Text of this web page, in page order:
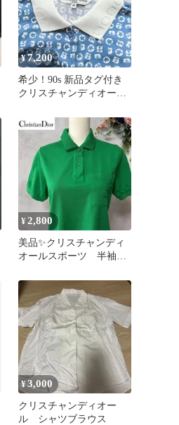
¥7,200
希少！90s 新品タグ付き
クリスチャンディオール
総柄
¥2,800
美品✨クリスチャンディ
オールスポーツ 半袖ポ
ットン
¥3,000
クリスチャンディオー
ル シャツブラウス